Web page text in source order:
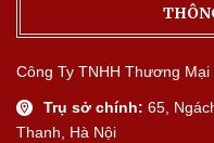
Công Ty TNHH Thương
Trụ sở chính: 65,
Thanh, Hà Nội